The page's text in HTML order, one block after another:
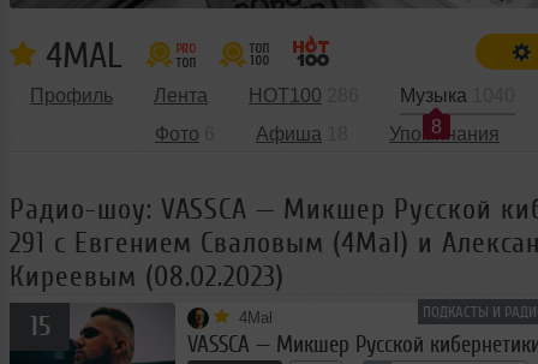
4MAL
Профиль Лента HOT100
Музыка
8
Фото
Афиша Упоминания
Радио-шоу: VASSCA — Микшер Русской
291 с Евгением Сваловым (4Mal) и
Киреевым (08.02.2023)
ПОДКАСТЫ И
15 4Mal